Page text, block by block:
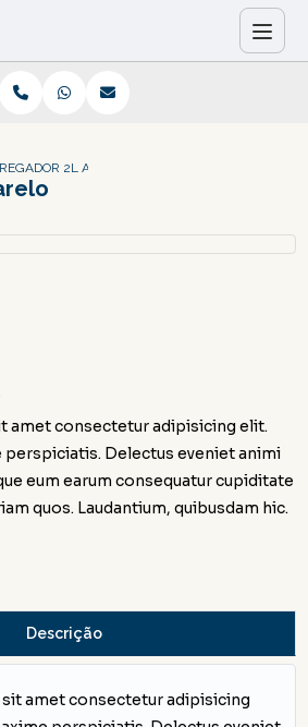
REGADOR 2L AMARELO
amet consectetur adipisicing elit.
perspiciatis. Delectus eveniet animi
eum earum consequatur cupiditate
quos. Laudantium, quibusdam hic.
Descrição
amet consectetur adipisicing